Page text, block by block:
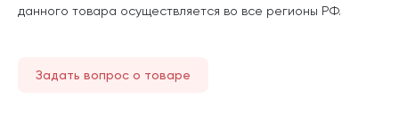
данного товара осуществляется во все регионы РФ.
Задать вопрос о товаре